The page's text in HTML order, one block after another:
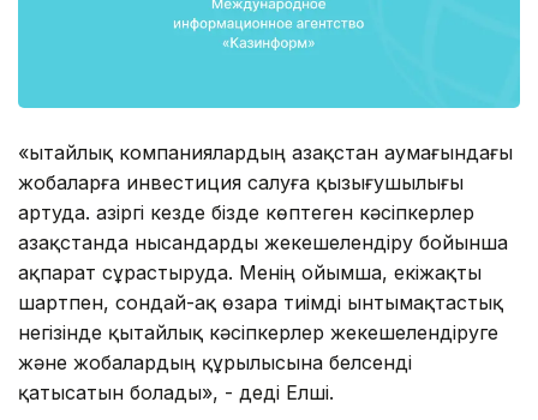
«Қытайлық компаниялардың Қазақстан аумағындағы
жобаларға инвестиция салуға қызығушылығы
артуда. Қазіргі кезде бізде көптеген кәсіпкерлер
Қазақстанда нысандарды жекешелендіру бойынша
ақпарат сұрастыруда. Менің ойымша, екіжақты
шартпен, сондай-ақ өзара тиімді ынтымақтастық
негізінде қытайлық кәсіпкерлер жекешелендіруге
және жобалардың құрылысына белсенді
қатысатын болады», - деді Елші.